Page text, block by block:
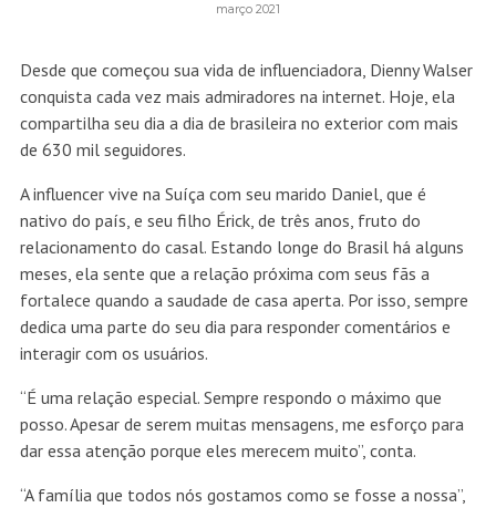
março 2021
Desde que começou sua vida de influenciadora, Dienny Walser
conquista cada vez mais admiradores na internet. Hoje, ela
compartilha seu dia a dia de brasileira no exterior com mais
de 630 mil seguidores.
A influencer vive na Suíça com seu marido Daniel, que é
nativo do país, e seu filho Érick, de três anos, fruto do
relacionamento do casal. Estando longe do Brasil há alguns
meses, ela sente que a relação próxima com seus fãs a
fortalece quando a saudade de casa aperta. Por isso, sempre
dedica uma parte do seu dia para responder comentários e
interagir com os usuários.
“É uma relação especial. Sempre respondo o máximo que
posso. Apesar de serem muitas mensagens, me esforço para
dar essa atenção porque eles merecem muito”, conta.
“A família que todos nós gostamos como se fosse a nossa”,